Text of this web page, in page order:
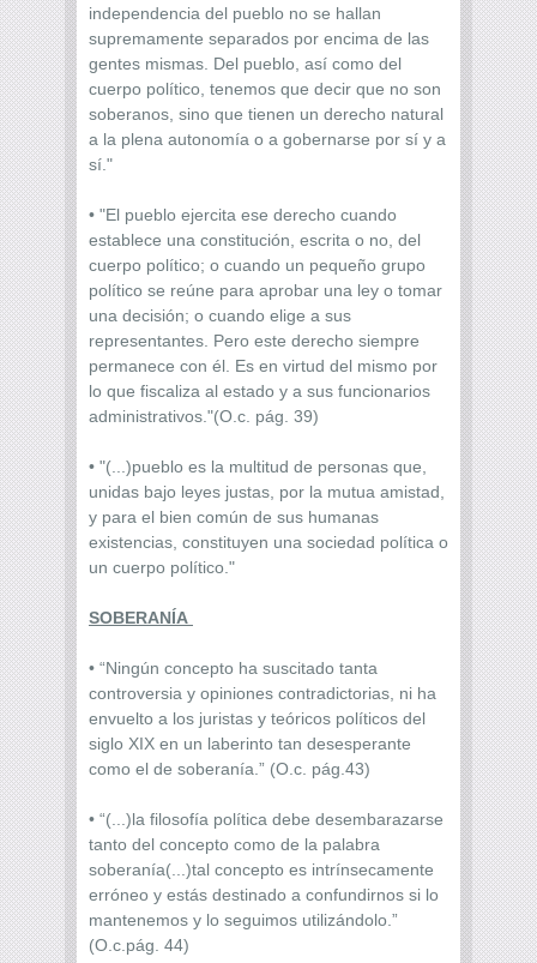
independencia del pueblo no se hallan
supremamente separados por encima de las
gentes mismas. Del pueblo, así como del
cuerpo político, tenemos que decir que no son
soberanos, sino que tienen un derecho natural
a la plena autonomía o a gobernarse por sí y a
sí."
• "El pueblo ejercita ese derecho cuando
establece una constitución, escrita o no, del
cuerpo político; o cuando un pequeño grupo
político se reúne para aprobar una ley o tomar
una decisión; o cuando elige a sus
representantes. Pero este derecho siempre
permanece con él. Es en virtud del mismo por
lo que fiscaliza al estado y a sus funcionarios
administrativos."(O.c. pág. 39)
• "(...)pueblo es la multitud de personas que,
unidas bajo leyes justas, por la mutua amistad,
y para el bien común de sus humanas
existencias, constituyen una sociedad política o
un cuerpo político."
SOBERANÍA
• “Ningún concepto ha suscitado tanta
controversia y opiniones contradictorias, ni ha
envuelto a los juristas y teóricos políticos del
siglo XIX en un laberinto tan desesperante
como el de soberanía.” (O.c. pág.43)
• “(...)la filosofía política debe desembarazarse
tanto del concepto como de la palabra
soberanía(...)tal concepto es intrínsecamente
erróneo y estás destinado a confundirnos si lo
mantenemos y lo seguimos utilizándolo.”
(O.c.pág. 44)